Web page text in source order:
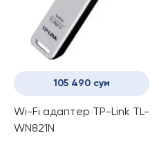
105 490 сум
Wi-Fi адаптер TP-Link TL-
WN821N